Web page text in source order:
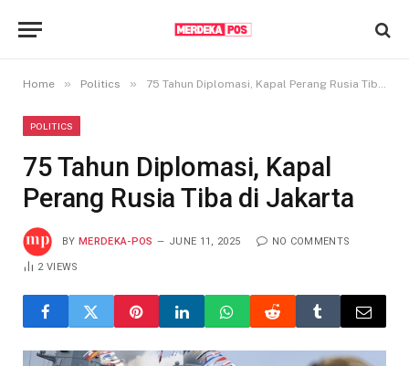
Home » Politics » 75 Tahun Diplomasi, Kapal Perang Rusia Tiba di Jakarta
POLITICS
75 Tahun Diplomasi, Kapal
Perang Rusia Tiba di Jakarta
BY MERDEKA-POS JUNE 11, 2025 NO COMMENTS
2VIEWS